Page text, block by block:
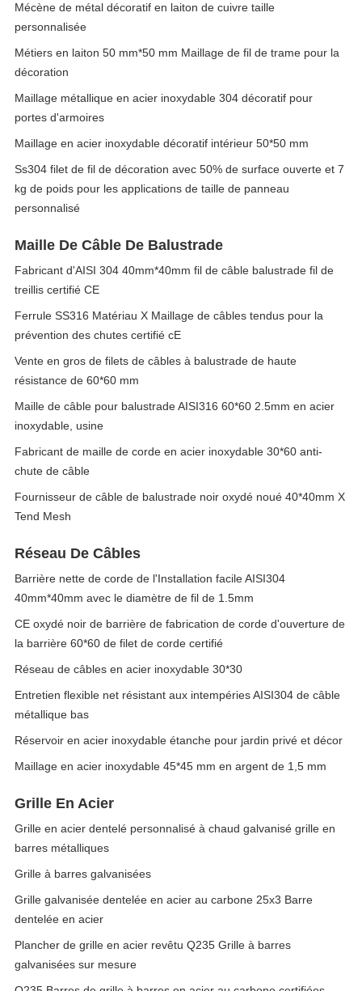
Mécène de métal décoratif en laiton de cuivre taille
personnalisée
Métiers en laiton 50 mm*50 mm Maillage de fil de trame pour la
décoration
Maillage métallique en acier inoxydable 304 décoratif pour
portes d'armoires
Maillage en acier inoxydable décoratif intérieur 50*50 mm
Ss304 filet de fil de décoration avec 50% de surface ouverte et 7
kg de poids pour les applications de taille de panneau
personnalisé
Maille De Câble De Balustrade
Fabricant d'AISI 304 40mm*40mm fil de câble balustrade fil de
treillis certifié CE
Ferrule SS316 Matériau X Maillage de câbles tendus pour la
prévention des chutes certifié cE
Vente en gros de filets de câbles à balustrade de haute
résistance de 60*60 mm
Maille de câble pour balustrade AISI316 60*60 2.5mm en acier
inoxydable, usine
Fabricant de maille de corde en acier inoxydable 30*60 anti-
chute de câble
Fournisseur de câble de balustrade noir oxydé noué 40*40mm X
Tend Mesh
Réseau De Câbles
Barrière nette de corde de l'Installation facile AISI304
40mm*40mm avec le diamètre de fil de 1.5mm
CE oxydé noir de barrière de fabrication de corde d'ouverture de
la barrière 60*60 de filet de corde certifié
Réseau de câbles en acier inoxydable 30*30
Entretien flexible net résistant aux intempéries AISI304 de câble
métallique bas
Réservoir en acier inoxydable étanche pour jardin privé et décor
Maillage en acier inoxydable 45*45 mm en argent de 1,5 mm
Grille En Acier
Grille en acier dentelé personnalisé à chaud galvanisé grille en
barres métalliques
Grille à barres galvanisées
Grille galvanisée dentelée en acier au carbone 25x3 Barre
dentelée en acier
Plancher de grille en acier revêtu Q235 Grille à barres
galvanisées sur mesure